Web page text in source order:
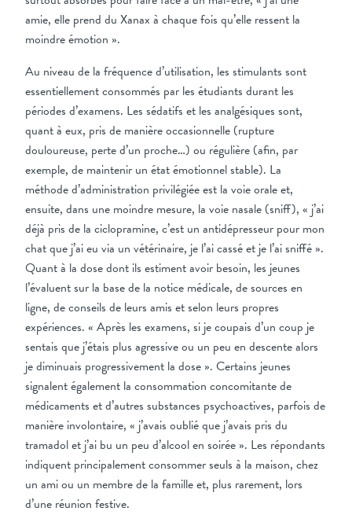
amie, elle prend du Xanax à chaque fois qu’elle ressent la
moindre émotion ».
Au niveau de la fréquence d’utilisation, les stimulants sont
essentiellement consommés par les étudiants durant les
périodes d’examens. Les sédatifs et les analgésiques sont,
quant à eux, pris de manière occasionnelle (rupture
douloureuse, perte d’un proche…) ou régulière (afin, par
exemple, de maintenir un état émotionnel stable). La
méthode d’administration privilégiée est la voie orale et,
ensuite, dans une moindre mesure, la voie nasale (sniff), « j’ai
déjà pris de la ciclopramine, c’est un antidépresseur pour mon
chat que j’ai eu via un vétérinaire, je l’ai cassé et je l’ai sniffé ».
Quant à la dose dont ils estiment avoir besoin, les jeunes
l’évaluent sur la base de la notice médicale, de sources en
ligne, de conseils de leurs amis et selon leurs propres
expériences. « Après les examens, si je coupais d’un coup je
sentais que j’étais plus agressive ou un peu en descente alors
je diminuais progressivement la dose ». Certains jeunes
signalent également la consommation concomitante de
médicaments et d’autres substances psychoactives, parfois de
manière involontaire, « j’avais oublié que j’avais pris du
tramadol et j’ai bu un peu d’alcool en soirée ». Les répondants
indiquent principalement consommer seuls à la maison, chez
un ami ou un membre de la famille et, plus rarement, lors
d’une réunion festive.